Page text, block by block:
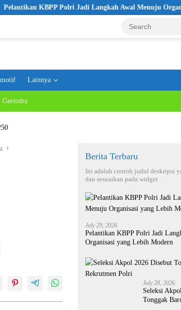
KBPP Polri Jadi Langkah Awal Menuju Organisasi
Lainnya
Gerindra
Berita Terbaru
Ini adalah contoh judul deskripsi
dan sesuaikan pada widget
July 29, 2026
Pelantikan KBPP Polri Jadi
Organisasi yang Lebih Modern
July 28, 2026
Seleksi
Tonggak